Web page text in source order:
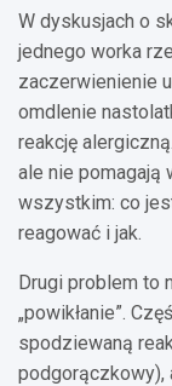
W dyskusjach o
jednego worka
zaczerwienienie
omdlenie
reakcję
ale nie pomagają
wszystkim: co
reagować i jak.
Drugi problem to
„powikłanie”.
spodziewaną
podgorączkowy),